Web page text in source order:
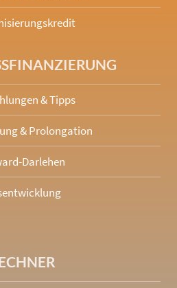
& Tipps
& Prolongation
Darlehen